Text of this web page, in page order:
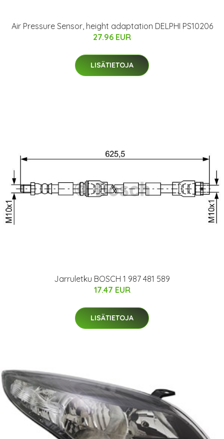
Air Pressure Sensor, height adaptation DELPHI PS10206
27.96 EUR
LISÄTIETOJA
Jarruletku BOSCH 1 987 481 589
17.47 EUR
LISÄTIETOJA